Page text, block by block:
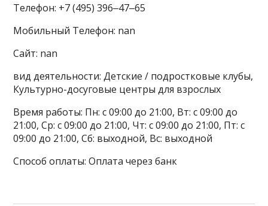
Телефон: +7 (495) 396‒47‒65
Мобильный Телефон: nan
Сайт: nan
вид деятельности: Детские / подростковые клубы,
Культурно-досуговые центры для взрослых
Время работы: Пн: с 09:00 до 21:00, Вт: с 09:00 до
21:00, Ср: с 09:00 до 21:00, Чт: с 09:00 до 21:00, Пт: с
09:00 до 21:00, Сб: выходной, Вс: выходной
Способ оплаты: Оплата через банк